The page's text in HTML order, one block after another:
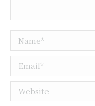
Name *
Email *
Website